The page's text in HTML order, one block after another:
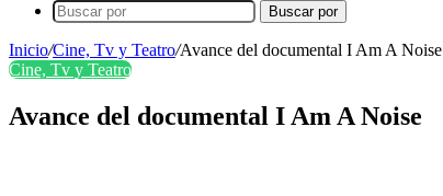
Buscar por
Inicio/Cine, Tv y Teatro/Avance del documental I Am A Noise
Cine, Tv y Teatro
Avance del documental I Am A Noise